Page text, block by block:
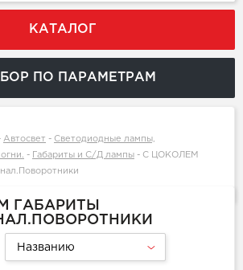
КАТАЛОГ
ПО ПАРАМЕТРАМ
Автосвет - Светодиодные лампы,
- Габариты и С/Д лампы - С ЦОКОЛЕМ
ГАБАРИТЫ
Названию